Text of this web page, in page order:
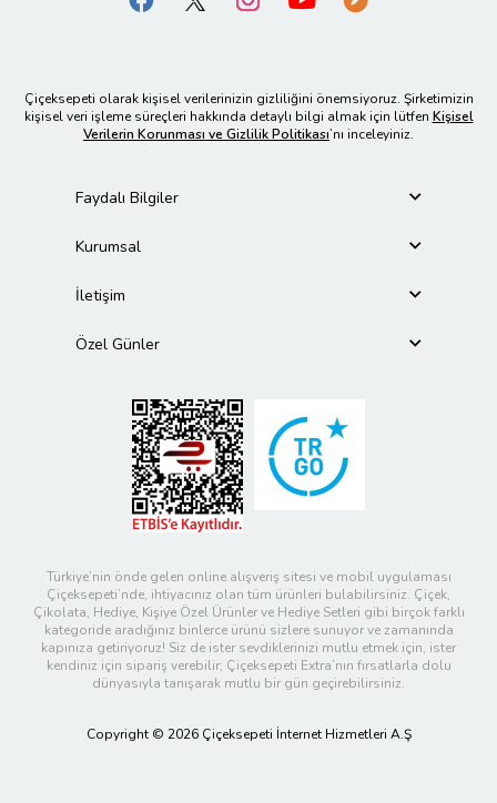
Çiçeksepeti olarak kişisel verilerinizin gizliliğini önemsiyoruz. Şirketimizin
kişisel veri işleme süreçleri hakkında detaylı bilgi almak için lütfen Kişisel
Verilerin Korunması ve Gizlilik Politikası’nı inceleyiniz.
Faydalı Bilgiler
Kurumsal
İletişim
Özel Günler
Türkiye’nin önde gelen online alışveriş sitesi ve mobil uygulaması
Çiçeksepeti’nde, ihtiyacınız olan tüm ürünleri bulabilirsiniz. Çiçek,
Çikolata, Hediye, Kişiye Özel Ürünler ve Hediye Setleri gibi birçok farklı
kategoride aradığınız binlerce ürünü sizlere sunuyor ve zamanında
kapınıza getiriyoruz! Siz de ister sevdiklerinizi mutlu etmek için, ister
kendiniz için sipariş verebilir; Çiçeksepeti Extra’nın fırsatlarla dolu
dünyasıyla tanışarak mutlu bir gün geçirebilirsiniz.
Copyright © 2026 Çiçeksepeti İnternet Hizmetleri A.Ş